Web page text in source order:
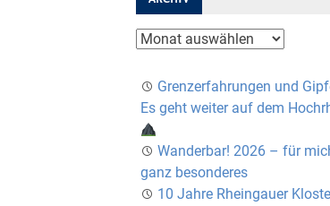
Archiv
Grenzerfahrungen und
Es geht weiter auf dem
Wanderbar! 2026 – für
ganz besonderes
10 Jahre Rheingauer